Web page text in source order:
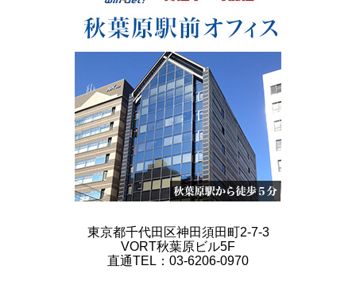
東京都千代田区神田須田町2-7-3
VORT秋葉原ビル5F
直通TEL：03-6206-0970